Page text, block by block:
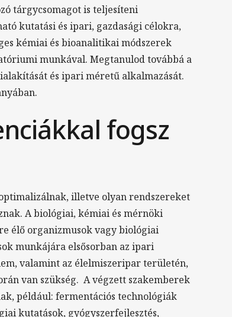
tárgycsomagot is teljesíteni
kutatási és ipari, gazdasági célokra,
kémiai és bioanalitikai módszerek
munkával. Megtanulod továbbá a
és ipari méretű alkalmazását.
fogsz
illetve olyan rendszereket
A biológiai, kémiai és mérnöki
élő organizmusok vagy biológiai
munkájára elsősorban az ipari
valamint az élelmiszeripar területén,
van szükség. A végzett szakemberek
például: fermentációs technológiák
kutatások, gyógyszerfejlesztés,